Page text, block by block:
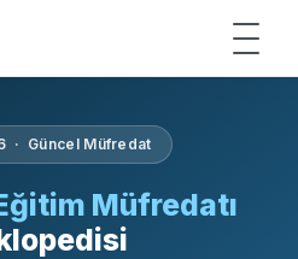
· Güncel Müfredat
Müfredatı